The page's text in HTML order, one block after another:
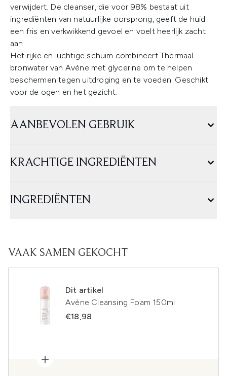
verwijdert. De cleanser, die voor 98% bestaat uit
ingrediënten van natuurlijke oorsprong, geeft de huid
een fris en verkwikkend gevoel en voelt heerlijk zacht
aan.
Het rijke en luchtige schuim combineert Thermaal
bronwater van Avène met glycerine om te helpen
beschermen tegen uitdroging en te voeden. Geschikt
voor de ogen en het gezicht.
AANBEVOLEN GEBRUIK
KRACHTIGE INGREDIËNTEN
INGREDIËNTEN
VAAK SAMEN GEKOCHT
Dit artikel
Avène Cleansing Foam 150ml
€18,98